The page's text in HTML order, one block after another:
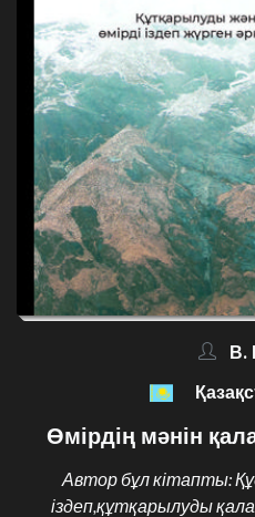
В.
Өмірдің мәнін
Автор бұл кітапты:
іздеп,құтқарылуды